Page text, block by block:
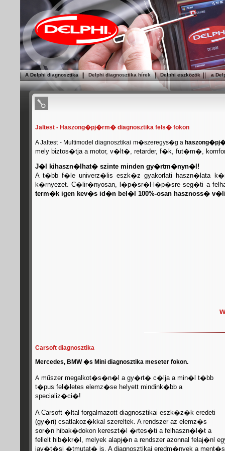
| A Delphi diagnosztika || Delphi diagnosztika hírek || Delphi eszközök || a
Jaltest - Haszong�pj�rm� diagnosztika fels� fokon
A Jaltest - Multimodel diagnosztikai m�szeregys�g a
mely biztos�tja a motor, v�lt�, retarder, f�k, fut�m�,
J�l kihaszn�lhat� szinte minden gy�rtm�nyn�l!
A t�bb f�le univerz�lis eszk�z gyakorlati haszn�lata
k�rnyezet. C�lir�nyosan, l�p�sr�l-l�p�sre seg�ti a
term�k igen kev�s id�n bel�l 100%-osan hasznoss�
Carsoft diagnosztika
Mercedes, BMW �s Mini diagnosztika meseter fokon.
A műszer megalkot�s�n�l a gy�rt� c�lja a min�l t�bb
t�pus fel�letes elemz�se helyett mindink�bb a
specializ�ci�!
A Carsoft �ltal forgalmazott diagnosztikai eszk�z�k eredeti
(gy�ri) csatlakoz�kkal szereltek. A rendszer az elemz�s
sor�n hibak�dokon kereszt�l �rtes�ti a felhaszn�l�t a
fellelt hib�kr�l, melyek alapj�n a rendszer azonnal felaj�nl
jav�t�si �tmutat� is. A diagnosztikai eredm�nyek a